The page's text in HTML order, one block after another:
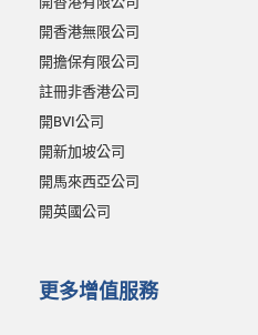
開香港無限公司
開擔保有限公司
註冊非香港公司
開BVI公司
開新加坡公司
開馬來西亞公司
開英國公司
更多增值服務